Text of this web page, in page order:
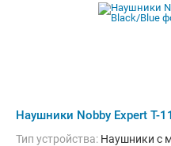
Наушники Nobby Expert T-
Тип устройства: Наушники с